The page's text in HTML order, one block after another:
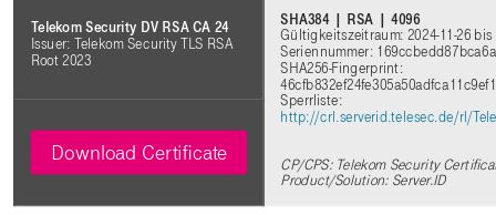
Telekom Security DV RSA CA 24
Issuer: Telekom Security TLS RSA
Root 2023
SHA384 | RSA | 4096
Gültigkeitszeitraum: 2024-11-26 bis
Seriennummer:
SHA256-Fingerprint:
Sperrliste:
http://crl.serverid.telesec.de/rl/
CP/CPS: Telekom Security
Product/Solution: Server.ID
Download Certificate